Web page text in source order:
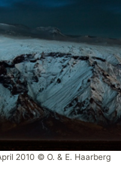
2010 © O. & E. Haarberg